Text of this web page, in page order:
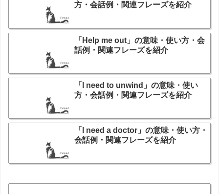
方・会話例・関連フレーズを紹介
「Help me out」の意味・使い方・会
話例・関連フレーズを紹介
「I need to unwind」の意味・使い
方・会話例・関連フレーズを紹介
「I need a doctor」の意味・使い方・
会話例・関連フレーズを紹介